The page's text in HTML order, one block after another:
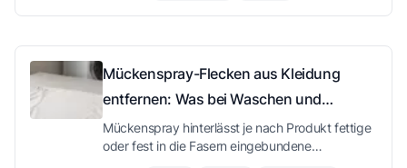
Mückenspray-Flecken aus Kleidung
entfernen: Was bei Waschen und
Trocknen wichtig ist
Mückenspray hinterlässt je nach Produkt fettige
oder fest in die Fasern eingebundene